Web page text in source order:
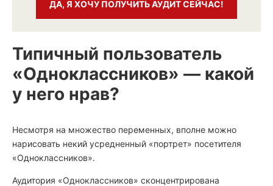
ДА, Я ХОЧУ ПОЛУЧИТЬ АУДИТ СЕЙЧАС!
Типичный пользователь
«Одноклассников» — какой
у него нрав?
Несмотря на множество переменных, вполне можно
нарисовать некий усредненный «портрет» посетителя
«Одноклассников».
Аудитория «Одноклассников» сконцентрирована